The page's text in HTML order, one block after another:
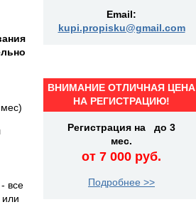
все
или
Email:
kupi.propisku@gmail.com
ВНИМАНИЕ ОТЛИЧНАЯ ЦЕНА
НА РЕГИСТРАЦИЮ!
Регистрация на до 3
мес.
от 7 000 руб.
Подробнее >>